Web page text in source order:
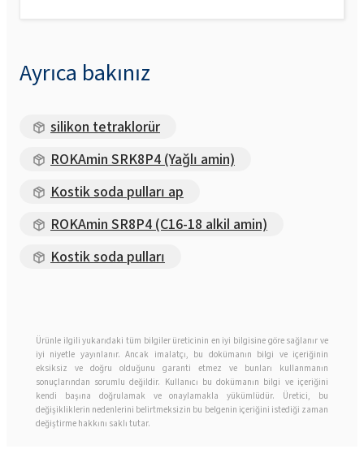
Ayrıca bakınız
silikon tetraklorür
ROKAmin SRK8P4 (Yağlı amin)
Kostik soda pulları ap
ROKAmin SR8P4 (C16-18 alkil amin)
Kostik soda pulları
Ürünle ilgili yukarıdaki tüm bilgiler üreticinin en iyi bilgisine göre sağlanır ve
iyi niyetle yayınlanır. Ancak imalatçı, bu dokümanın bilgi ve içeriğinin
eksiksiz ve doğru olduğunu garanti etmez ve bunları kullanmanın
sonuçlarından sorumlu değildir. Kullanıcı bu dokümanın bilgi ve içeriğini
kendi başına doğrulamak ve onaylamakla yükümlüdür. Üretici, bu
değişikliklerin nedenlerini belirtmeksizin bu belgenin içeriğini istediği zaman
değiştirme hakkını saklı tutar.